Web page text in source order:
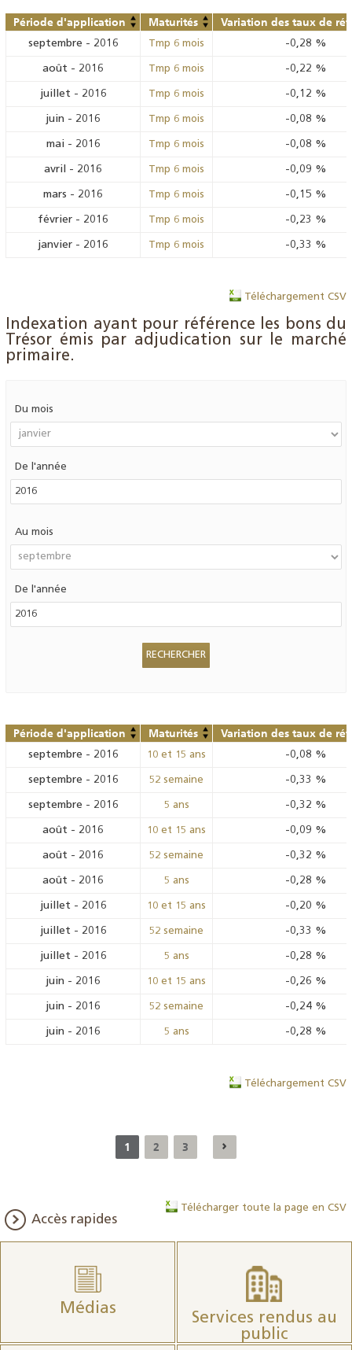
Période d'application Maturités Variation des taux de
septembre - 2016 Tmp 6 mois -0,28 %
août - 2016 Tmp 6 mois -0,22 %
juillet - 2016 Tmp 6 mois -0,12 %
juin - 2016 Tmp 6 mois -0,08 %
mai - 2016 Tmp 6 mois -0,08 %
avril - 2016 Tmp 6 mois -0,09 %
mars - 2016 Tmp 6 mois -0,15 %
février - 2016 Tmp 6 mois -0,23 %
janvier - 2016 Tmp 6 mois -0,33 %
Téléchargement CSV
Indexation ayant pour référence les bons du
Trésor émis par adjudication sur le marché
primaire.
Du mois
De l'année
Au mois
De l'année
Période d'application Maturités Variation des taux de
septembre - 2016 10 et 15 ans -0,08 %
septembre - 2016 52 semaine -0,33 %
septembre - 2016 5 ans -0,32 %
août - 2016 10 et 15 ans -0,09 %
août - 2016 52 semaine -0,32 %
août - 2016 5 ans -0,28 %
juillet - 2016 10 et 15 ans -0,20 %
juillet - 2016 52 semaine -0,33 %
juillet - 2016 5 ans -0,28 %
juin - 2016 10 et 15 ans -0,26 %
juin - 2016 52 semaine -0,24 %
juin - 2016 5 ans -0,28 %
Téléchargement CSV
1 2 3
Télécharger toute la page en CSV
Accès rapides
Médias
Services rendus au
public